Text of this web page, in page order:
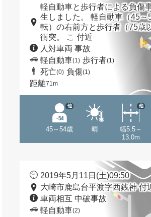
軽自動車と歩行者による負傷
生しました。 軽自動車（45～
転）の右前方と歩行者（75歳
衝突。 こ 付近
人対車両 事故
軽自動車(1) 歩行者(1)
死亡(0) 負傷(1)
距離71m
45～54歳
他
晴
幅5.5～
13.0m
他
2019年5月11日(土)09:50
大崎市鹿島台平渡字西銭神 付
車両相互 中破事故
軽自動車(2)